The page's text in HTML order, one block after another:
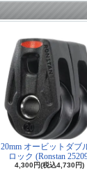
20mm オービットダブ
ロック (Ronstan
4,300円(税込4,730円)